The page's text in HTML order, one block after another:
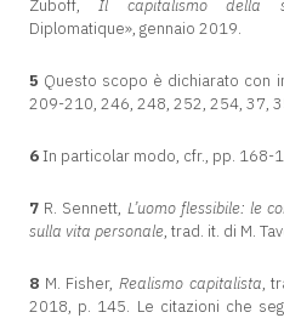
Zuboff,Il capitalismo della
Diplomatique», gennaio 2019.
5 Questo scopo è dichiarato con
209-210, 246, 248, 252, 254, 37,
6In particolar modo, cfr., pp. 168-
7 R. Sennett, L’uomo flessibile: le
sulla vita personale, trad. it. di M.
8 M. Fisher, Realismo capitalista,
2018, p. 145. Le citazioni che